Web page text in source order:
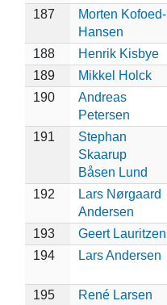
187
Morten Kofoed-
Hansen
188 Henrik Kisbye
189
Mikkel Holck
190
Andreas
Petersen
191
Stephan
Skaarup
Båsen Lund
192
Lars Nørgaard
Andersen
193 Geert Lauritzen
194
Lars Andersen
195 René Larsen